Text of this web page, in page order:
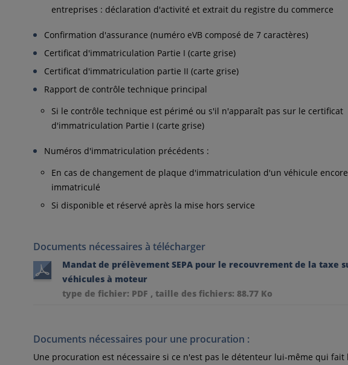
entreprises : déclaration d'activité et extrait du registre du commerce
Confirmation d'assurance (numéro eVB composé de 7 caractères)
Certificat d'immatriculation Partie I (carte grise)
Certificat d'immatriculation partie II (carte grise)
Rapport de contrôle technique principal
Si le contrôle technique est périmé ou s'il n'apparaît pas sur le certificat
d'immatriculation Partie I (carte grise)
Numéros d'immatriculation précédents :
En cas de changement de plaque d'immatriculation d'un véhicule encore
immatriculé
Si disponible et réservé après la mise hors service
Documents nécessaires à télécharger
Mandat de prélèvement SEPA pour le recouvrement de la taxe
véhicules à moteur
type de fichier: PDF , taille des fichiers: 88.77 Ko
Documents nécessaires pour une procuration :
Une procuration est nécessaire si ce n'est pas le détenteur lui-même qui fait